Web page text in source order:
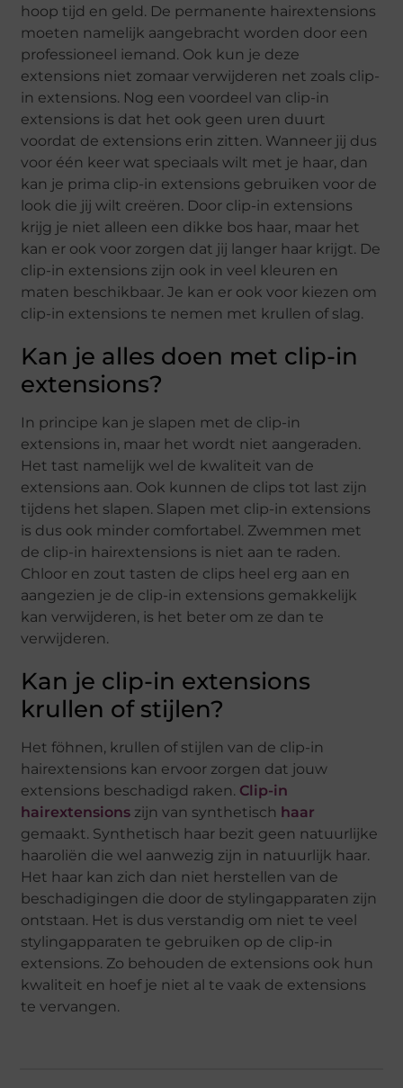
hoop tijd en geld. De permanente hairextensions
moeten namelijk aangebracht worden door een
professioneel iemand. Ook kun je deze
extensions niet zomaar verwijderen net zoals clip-
in extensions. Nog een voordeel van clip-in
extensions is dat het ook geen uren duurt
voordat de extensions erin zitten. Wanneer jij dus
voor één keer wat speciaals wilt met je haar, dan
kan je prima clip-in extensions gebruiken voor de
look die jij wilt creëren. Door clip-in extensions
krijg je niet alleen een dikke bos haar, maar het
kan er ook voor zorgen dat jij langer haar krijgt. De
clip-in extensions zijn ook in veel kleuren en
maten beschikbaar. Je kan er ook voor kiezen om
clip-in extensions te nemen met krullen of slag.
Kan je alles doen met clip-in
extensions?
In principe kan je slapen met de clip-in
extensions in, maar het wordt niet aangeraden.
Het tast namelijk wel de kwaliteit van de
extensions aan. Ook kunnen de clips tot last zijn
tijdens het slapen. Slapen met clip-in extensions
is dus ook minder comfortabel. Zwemmen met
de clip-in hairextensions is niet aan te raden.
Chloor en zout tasten de clips heel erg aan en
aangezien je de clip-in extensions gemakkelijk
kan verwijderen, is het beter om ze dan te
verwijderen.
Kan je clip-in extensions
krullen of stijlen?
Het föhnen, krullen of stijlen van de clip-in
hairextensions kan ervoor zorgen dat jouw
extensions beschadigd raken. Clip-in
hairextensions zijn van synthetisch haar
gemaakt. Synthetisch haar bezit geen natuurlijke
haaroliën die wel aanwezig zijn in natuurlijk haar.
Het haar kan zich dan niet herstellen van de
beschadigingen die door de stylingapparaten zijn
ontstaan. Het is dus verstandig om niet te veel
stylingapparaten te gebruiken op de clip-in
extensions. Zo behouden de extensions ook hun
kwaliteit en hoef je niet al te vaak de extensions
te vervangen.